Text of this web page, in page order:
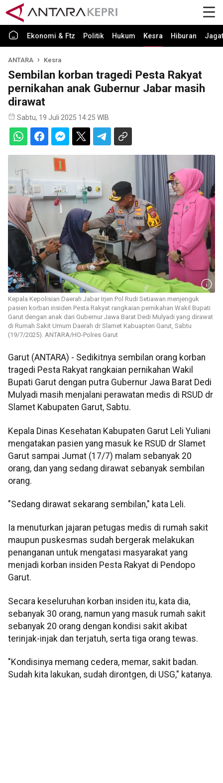
Ekonomi & Ftz Politik Hukum Kesra Hiburan Jagat
ANTARA Kesra
Sembilan korban tragedi Pesta Rakyat
pernikahan anak Gubernur Jabar masih
dirawat
Sabtu, 19 Juli 2025 14:25 WIB
Kepala Kepolisian Daerah Jabar Irjen Pol Rudi Setiawan menjenguk
pasien korban insiden Pesta Rakyat rangkaian pernikahan Wakil Bupati
Garut dengan anak dari Gubernur Jawa Barat Dedi Mulyadi yang dirawat
di Rumah Sakit Umum Daerah dr Slamet Kabuapten Garut, Sabtu
(19/7/2025). ANTARA/HO-Polres Garut
Garut (ANTARA) - Sedikitnya sembilan orang korban
tragedi Pesta Rakyat rangkaian pernikahan Wakil
Bupati Garut dengan putra Gubernur Jawa Barat Dedi
Mulyadi masih menjalani perawatan medis di RSUD dr
Slamet Kabupaten Garut, Sabtu.
Kepala Dinas Kesehatan Kabupaten Garut Leli Yuliani
mengatakan pasien yang masuk ke RSUD dr Slamet
Garut sampai Jumat (17/7) malam sebanyak 20
orang, dan yang sedang dirawat sebanyak sembilan
orang.
"Sedang dirawat sekarang sembilan," kata Leli.
Ia menuturkan jajaran petugas medis di rumah sakit
maupun puskesmas sudah bergerak melakukan
penanganan untuk mengatasi masyarakat yang
menjadi korban insiden Pesta Rakyat di Pendopo
Garut.
Secara keseluruhan korban insiden itu, kata dia,
sebanyak 30 orang, namun yang masuk rumah sakit
sebanyak 20 orang dengan kondisi sakit akibat
terinjak-injak dan terjatuh, serta tiga orang tewas.
"Kondisinya memang cedera, memar, sakit badan.
Sudah kita lakukan, sudah dirontgen, di USG," katanya.